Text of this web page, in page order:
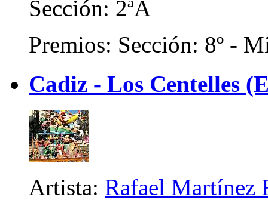
Sección: 2ªA
Premios: Sección: 8º -
Cadiz - Los Centelles
Artista: Rafael Martínez